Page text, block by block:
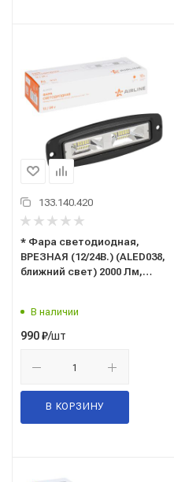
133.140.420
* Фaрa свeтoдиoднaя,
ВРЕЗНАЯ (12/24В.) (ALED038,
ближний свет) 2000 Лм,
пылевлагозащищенная
IP67, алюмин. корпус, OFF-
В наличии
990₽/шт
В КОРЗИНУ